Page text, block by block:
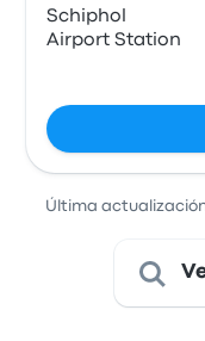
Schiphol
Airport Station
Última actualización